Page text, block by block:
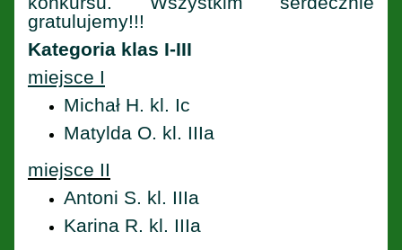
gratulujemy!!!
Kategoria klas I-III
miejsce I
Michał H. kl. Ic
Matylda O. kl. IIIa
miejsce II
Antoni S. kl. IIIa
Karina R. kl. IIIa